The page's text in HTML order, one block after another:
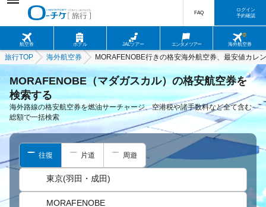
航空券 ホテル JALツアー エンタメツアー 海外航空券
FAQ
ログイン
予約確認
旅行TOP 海外航空券 MORAFENOBE行きの格安海外航空券、最安値カレ
MORAFENOBE（マダガスカル）の格安航空券を
検索する
海外路線の格安航空券を燃油サーチャージ、空港税や諸手数料など全て含む
総額で一括検索
往復 片道 周遊
東京(羽田・成田)
MORAFENOBE